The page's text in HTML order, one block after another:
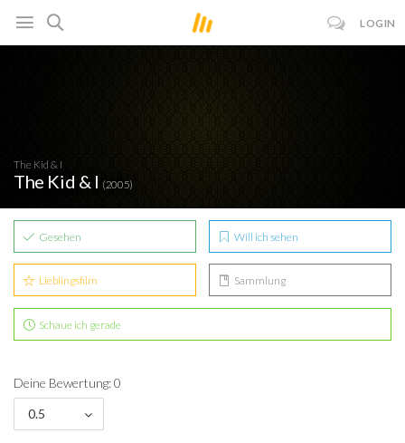
LOGIN
The Kid & I
The Kid & I (2005)
Gesehen Will ich sehen
Lieblingsfilm Sammlung
Schaue ich gerade
Deine Bewertung: 0
0.5